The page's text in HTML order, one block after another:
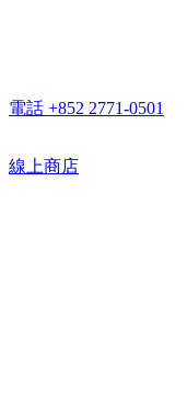
電話 +852 2771-0501
線上商店